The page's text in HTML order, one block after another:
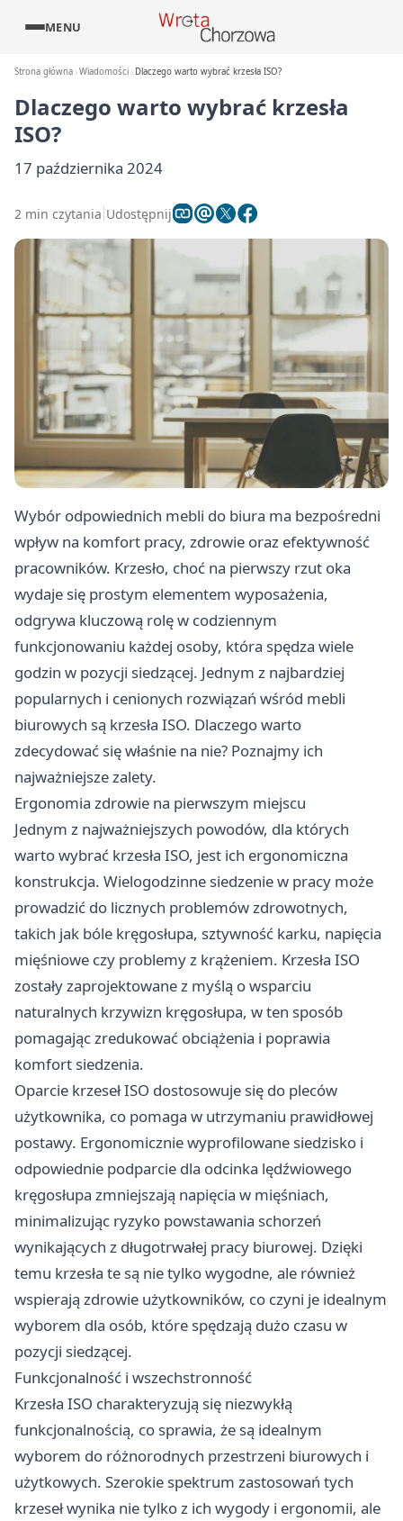
MENU
Strona główna Wiadomości Dlaczego warto wybrać krzesła ISO?
Dlaczego warto wybrać krzesła
ISO?
17 października 2024
2 min czytania Udostępnij
Wybór odpowiednich mebli do biura ma bezpośredni
wpływ na komfort pracy, zdrowie oraz efektywność
pracowników. Krzesło, choć na pierwszy rzut oka
wydaje się prostym elementem wyposażenia,
odgrywa kluczową rolę w codziennym
funkcjonowaniu każdej osoby, która spędza wiele
godzin w pozycji siedzącej. Jednym z najbardziej
popularnych i cenionych rozwiązań wśród mebli
biurowych są krzesła ISO. Dlaczego warto
zdecydować się właśnie na nie? Poznajmy ich
najważniejsze zalety.
Ergonomia zdrowie na pierwszym miejscu
Jednym z najważniejszych powodów, dla których
warto wybrać krzesła ISO, jest ich ergonomiczna
konstrukcja. Wielogodzinne siedzenie w pracy może
prowadzić do licznych problemów zdrowotnych,
takich jak bóle kręgosłupa, sztywność karku, napięcia
mięśniowe czy problemy z krążeniem. Krzesła ISO
zostały zaprojektowane z myślą o wsparciu
naturalnych krzywizn kręgosłupa, w ten sposób
pomagając zredukować obciążenia i poprawia
komfort siedzenia.
Oparcie krzeseł ISO dostosowuje się do pleców
użytkownika, co pomaga w utrzymaniu prawidłowej
postawy. Ergonomicznie wyprofilowane siedzisko i
odpowiednie podparcie dla odcinka lędźwiowego
kręgosłupa zmniejszają napięcia w mięśniach,
minimalizując ryzyko powstawania schorzeń
wynikających z długotrwałej pracy biurowej. Dzięki
temu krzesła te są nie tylko wygodne, ale również
wspierają zdrowie użytkowników, co czyni je idealnym
wyborem dla osób, które spędzają dużo czasu w
pozycji siedzącej.
Funkcjonalność i wszechstronność
Krzesła ISO charakteryzują się niezwykłą
funkcjonalnością, co sprawia, że są idealnym
wyborem do różnorodnych przestrzeni biurowych i
użytkowych. Szerokie spektrum zastosowań tych
krzeseł wynika nie tylko z ich wygody i ergonomii, ale